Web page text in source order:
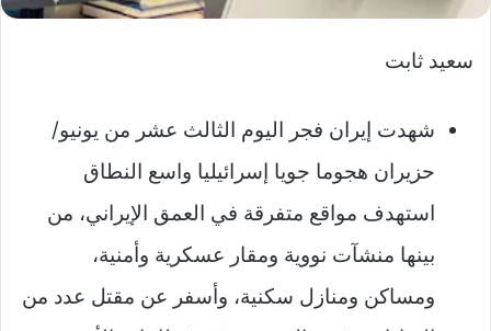
سعيد ثابت
شهدت إيران فجر اليوم الثالث عشر من يونيو/
حزيران هجوما جويا إسرائيليا واسع النطاق
استهدف مواقع متفرقة في العمق الإيراني، من
بينها منشآت نووية ومقار عسكرية وأمنية،
ومساكن ومنازل سكنية، وأسفر عن مقتل عدد من